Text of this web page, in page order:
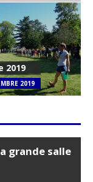
2019
2019
grande salle